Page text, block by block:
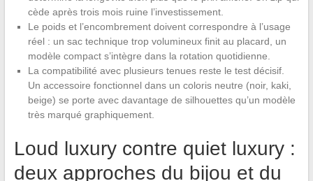
cède après trois mois ruine l’investissement.
Le poids et l’encombrement doivent correspondre à l’usage
réel : un sac technique trop volumineux finit au placard, un
modèle compact s’intègre dans la rotation quotidienne.
La compatibilité avec plusieurs tenues reste le test décisif.
Un accessoire fonctionnel dans un coloris neutre (noir, kaki,
beige) se porte avec davantage de silhouettes qu’un modèle
très marqué graphiquement.
Loud luxury contre quiet luxury :
deux approches du bijou et du